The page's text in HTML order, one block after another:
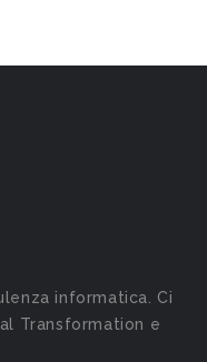
informatica. Ci
Transformation e